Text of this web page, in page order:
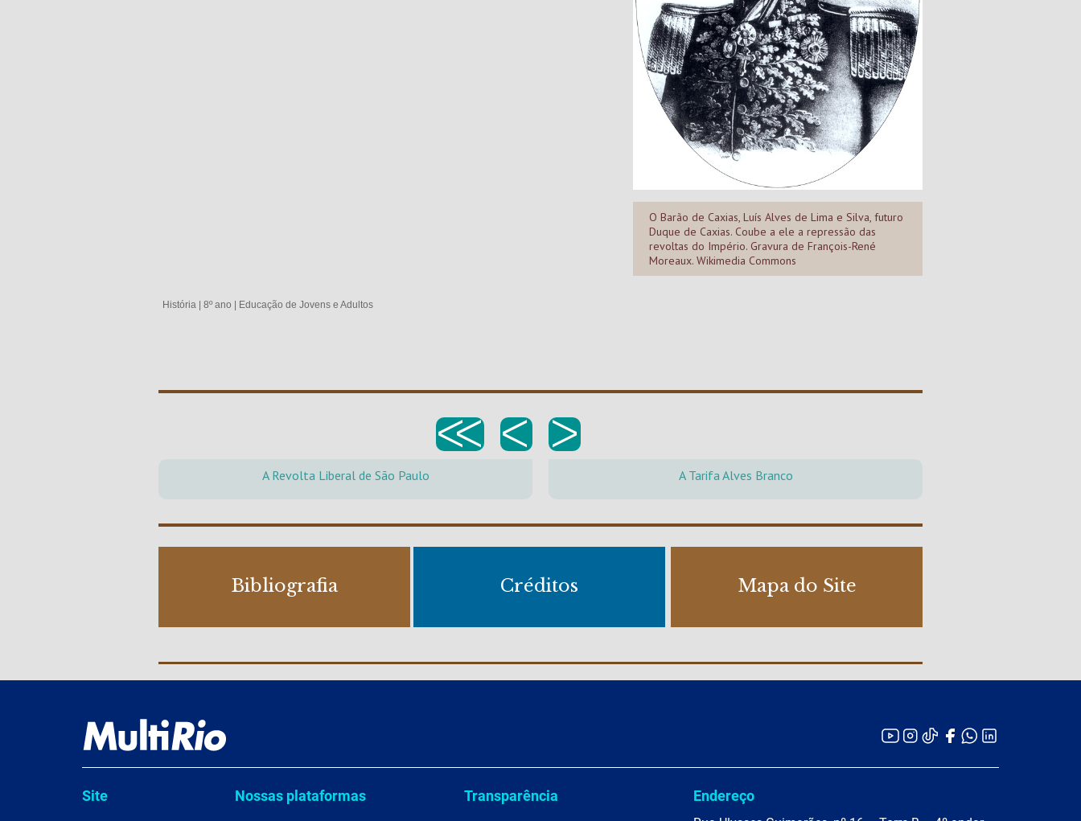
O Barão de Caxias, Luís Alves de Lima e Silva, futuro
Duque de Caxias. Coube a ele a repressão das
revoltas do Império. Gravura de François-René
Moreaux. Wikimedia Commons
História 8º ano Educação de Jovens e Adultos
<< < >
A Revolta Liberal de São Paulo A Tarifa Alves Branco
Bibliografia Créditos Mapa do Site
Site Nossas plataformas Transparência Endereço